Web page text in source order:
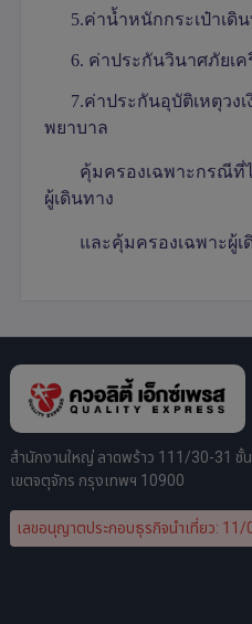
5.ค่าน้ำหนักกระเป๋าเ
6. ค่าประกันวินาศภัยเ
7.ค่าประกันอุบัติเหตุวง
พยาบาล
คุ้มครองเฉพาะกรณีที่ได้
ผู้เดินทาง
และคุ้มครองเฉพาะผู้เดิ
สำนักงานใหญ่ ลาดพร้าว 111/30-31 ชั้
เขตจตุจักร กรุงเทพฯ 10900
เลขอนุญาตประกอบธุรกิจนำเที่ยว: